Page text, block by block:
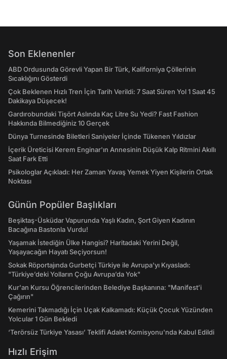
Son Eklenenler
ABD Ordusunda Görevli Yapan Bir Türk, Kaliforniya Çöllerinin
Sıcaklığını Gösterdi
Çok Beklenen Hızlı Tren İçin Tarih Verildi: 7 Saat Süren Yol 1 Saat 45
Dakikaya Düşecek!
Gardırobundaki Tişört Aslında Kaç Litre Su Yedi? Fast Fashion
Hakkında Bilmediğiniz 10 Gerçek
Dünya Turnesinde Biletleri Saniyeler İçinde Tükenen Yıldızlar
İçerik Üreticisi Kerem Enginar'ın Annesinin Düşük Kalp Ritmini Akıllı
Saat Fark Etti
Psikologlar Açıkladı: Her Zaman Yavaş Yemek Yiyen Kişilerin Ortak
Noktası
Günün Popüler Başlıkları
Beşiktaş-Üsküdar Vapurunda Yaşlı Kadın, Şort Giyen Kadının
Bacağına Bastonla Vurdu!
Yaşamak İstediğin Ülke Hangisi? Haritadaki Yerini Değil,
Yaşayacağın Hayatı Seçiyorsun!
Sokak Röportajında Gurbetçi Türkiye ile Avrupa'yı Kıyasladı:
"Türkiye’deki Yolların Çoğu Avrupa’da Yok"
Kur'an Kursu Öğrencilerinden Belediye Başkanına: "Manifest’i
Çağırın"
Kemerini Takmadığı İçin Uçak Kalkamadı: Küçük Çocuk Yüzünden
Yolcular 1 Gün Bekledi
‘Terörsüz Türkiye Yasası’ Teklifi Adalet Komisyonu'nda Kabul Edildi
Hızlı Erişim